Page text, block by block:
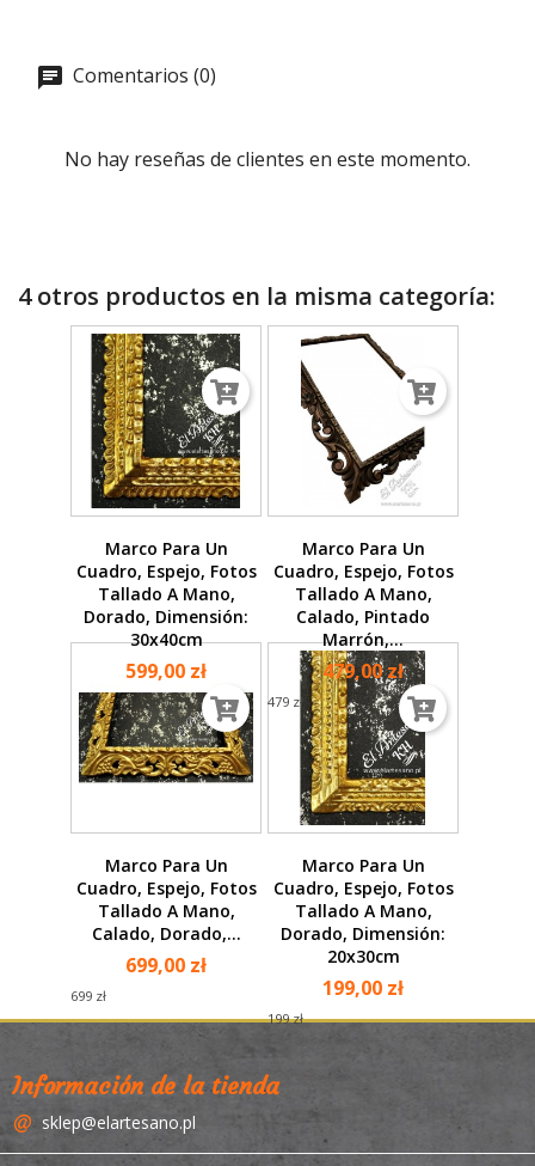
Comentarios (0)
No hay reseñas de clientes en este momento.
4 otros productos en la misma categoría:
Marco Para Un
Cuadro, Espejo, Fotos
Tallado A Mano,
Dorado, Dimensión:
30x40cm
599,00 zł
Marco Para Un
Cuadro, Espejo, Fotos
Tallado A Mano,
Calado, Pintado
Marrón,...
479,00 zł
479 zł
Marco Para Un
Cuadro, Espejo, Fotos
Tallado A Mano,
Calado, Dorado,...
699,00 zł
699 zł
Marco Para Un
Cuadro, Espejo, Fotos
Tallado A Mano,
Dorado, Dimensión:
20x30cm
199,00 zł
199 zł
Información de la tienda
sklep@elartesano.pl